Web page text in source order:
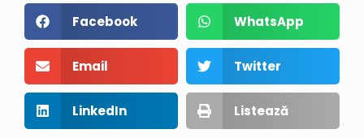
Facebook WhatsApp
Email Twitter
LinkedIn Listează